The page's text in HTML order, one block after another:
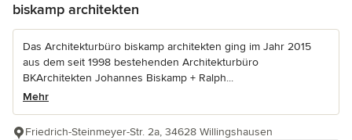
biskamp architekten
Das Architekturbüro biskamp architekten ging im Jahr 2015
aus dem seit 1998 bestehenden Architekturbüro
BKArchitekten Johannes Biskamp + Ralph...
Mehr
Friedrich-Steinmeyer-Str. 2a, 34628 Willingshausen